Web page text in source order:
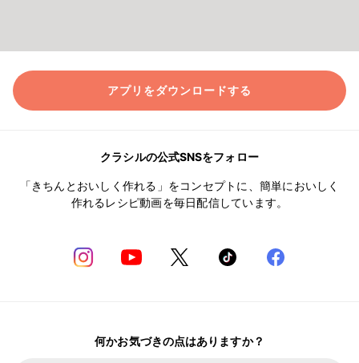
アプリをダウンロードする
クラシルの公式SNSをフォロー
「きちんとおいしく作れる」をコンセプトに、簡単においしく
作れるレシピ動画を毎日配信しています。
何かお気づきの点はありますか？